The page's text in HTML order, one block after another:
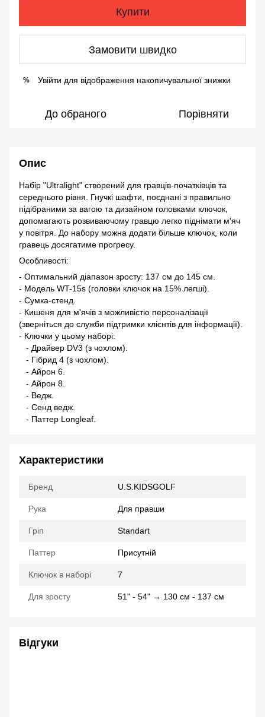
Купити
Замовити швидко
% Увійти для відображення накопичувальної знижки
До обраного Порівняти
Опис
Набір "Ultralight" створений для гравців-початківців та
середнього рівня. Гнучкі шафти, поєднані з правильно
підібраними за вагою та дизайном головками ключок,
допомагають розвиваючому гравцю легко піднімати м'яч
у повітря. До набору можна додати більше ключок, коли
гравець досягатиме прогресу.
Особливості:
- Оптимальний діапазон зросту: 137 см до 145 см.
- Модель WT-15s (головки ключок на 15% легші).
- Сумка-стенд.
- Кишеня для м'ячів з можливістю персоналізації
(зверніться до служби підтримки клієнтів для інформації).
- Ключки у цьому наборі:
- Драйвер DV3 (з чохлом).
- Гібрид 4 (з чохлом).
- Айрон 6.
- Айрон 8.
- Ведж.
- Сенд ведж.
- Паттер Longleaf.
Характеристики
Бренд U.S.KIDSGOLF
Рука Для правши
Гріп Standart
Паттер Присутній
Ключок в наборі 7
Для зросту 51" - 54" → 130 см - 137 см
Відгуки